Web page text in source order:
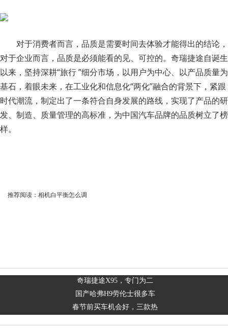
对于消费者而言，品质是需要时间去体验才能得出的结论，
对于企业而言，品质是必须能看的见、可控的。奇瑞捷途自诞生
以来，坚持深耕“旅行 ”细分市场，以用户为中心、以产品质量为
基石，着眼未来，在工业化和信息化“两化”融合的背景下，紧跟
时代潮流，制定出了一条符合自身发展的路线，实现了产品的研
发、制造、质量管理的高标准，为中国汽车品牌的品质树立了榜
样。
推荐阅读： 相机白平衡怎么调
奇瑞捷途X95，专门为二
国产哈弗H9劳伦士很多车
春节前买车机会好，三款热